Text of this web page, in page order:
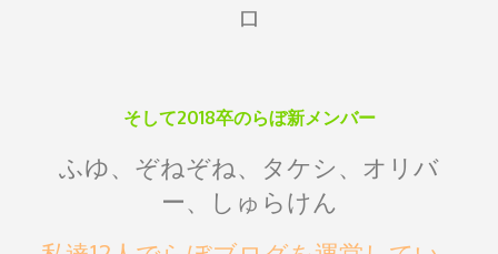
ロ
そして2018卒のらぼ新メンバー
ふゆ、ぞねぞね、タケシ、オリバ
ー、しゅらけん